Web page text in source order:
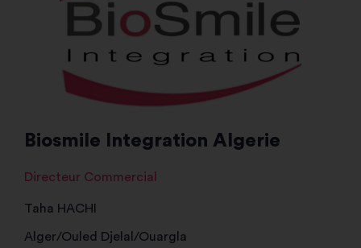
Biosmile Integration Algerie
Directeur Commercial
Taha HACHI
Alger/Ouled Djelal/Ouargla